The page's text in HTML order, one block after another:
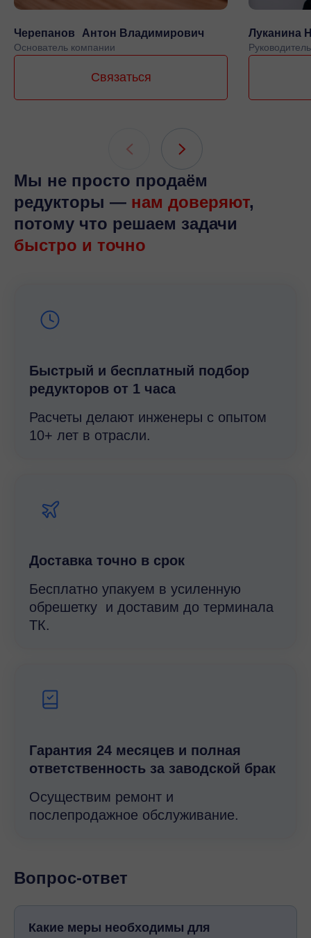
Черепанов Антон Владимирович
Основатель компании
Связаться
Луканина
Мы не просто продаём
редукторы — нам доверяют,
потому что решаем задачи
быстро и точно
Быстрый и беcплатный подбор
редукторов от 1 часа
Расчеты делают инженеры с опытом
10+ лет в отрасли.
Доставка точно в срок
Бесплатно упакуем в усиленную
обрешетку и доставим до терминала
ТК.
Гарантия 24 месяцев и полная
ответственность за заводской брак
Осуществим ремонт и
послепродажное обслуживание.
Вопрос-ответ
Какие меры необходимы для